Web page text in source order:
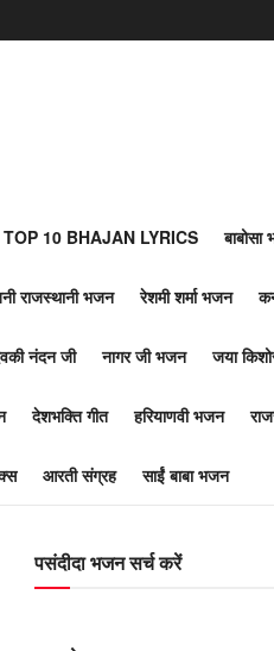
TOP 10 BHAJAN LYRICS
राजस्थानी भजन रेशमी शर्मा भजन
नंदन जी नागर जी भजन जया
देशभक्ति गीत हरियाणवी भजन
आरती संग्रह साईं बाबा भजन
पसंदीदा भजन सर्च करें